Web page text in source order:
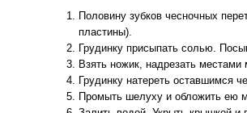
Половину зубков чесночных
пластины).
Грудинку присыпать солью.
Взять ножик, надрезать
Грудинку натереть оставшимся
Промыть шелуху и обложить ею